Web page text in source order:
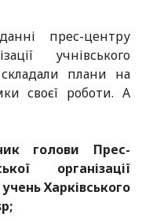
прес-центру
учнівського
плани на
своєї роботи. А
голови Прес-
організації
Харківського